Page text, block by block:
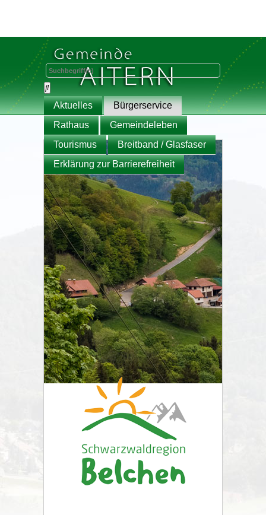
Aktuelles
Bürgerservice
Rathaus
Gemeindeleben
Tourismus
Breitband / Glasfaser
Erklärung zur Barrierefreiheit